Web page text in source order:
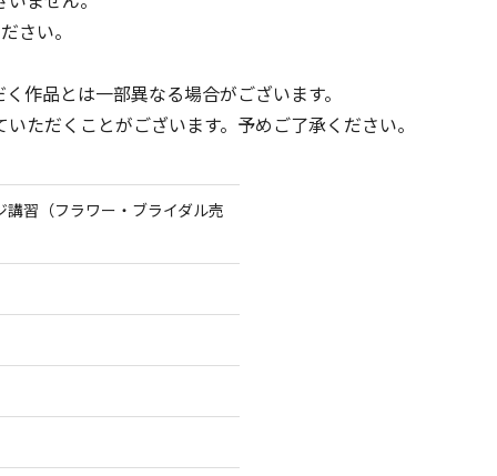
さい。
作品とは一部異なる場合がございます。
ただくことがございます。予めご了承ください。
習（フラワー・ブライダル売